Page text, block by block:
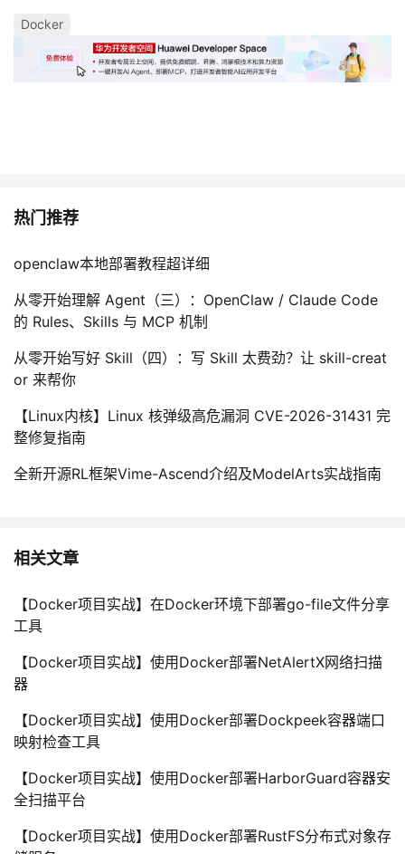
Docker
热门推荐
openclaw本地部署教程超详细
从零开始理解 Agent（三）：OpenClaw / Claude Code
的 Rules、Skills 与 MCP 机制
从零开始写好 Skill（四）：写 Skill 太费劲？让 skill-creat
or 来帮你
【Linux内核】Linux 核弹级高危漏洞 CVE-2026-31431 完
整修复指南
全新开源RL框架Vime-Ascend介绍及ModelArts实战指南
相关文章
【Docker项目实战】在Docker环境下部署go-file文件分享
工具
【Docker项目实战】使用Docker部署NetAlertX网络扫描
器
【Docker项目实战】使用Docker部署Dockpeek容器端口
映射检查工具
【Docker项目实战】使用Docker部署HarborGuard容器安
全扫描平台
【Docker项目实战】使用Docker部署RustFS分布式对象存